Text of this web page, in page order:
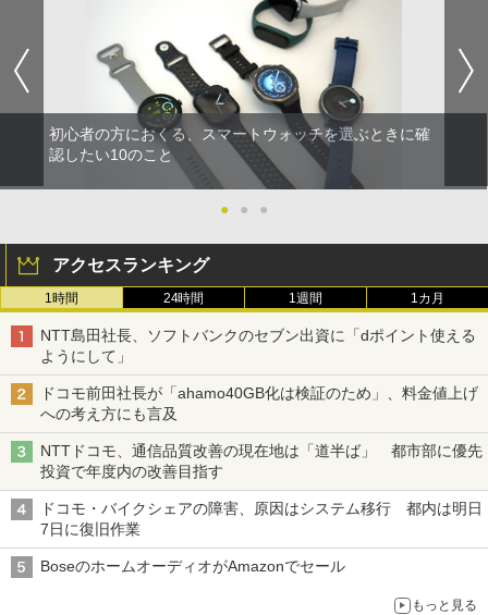
初心者の方におくる、スマートウォッチを選ぶときに確
認したい10のこと
● ● ●
アクセスランキング
1時間 24時間 1週間 1カ月
NTT島田社長、ソフトバンクのセブン出資に「dポイント使える
ようにして」
ドコモ前田社長が「ahamo40GB化は検証のため」、料金値上げ
への考え方にも言及
NTTドコモ、通信品質改善の現在地は「道半ば」 都市部に優先
投資で年度内の改善目指す
ドコモ・バイクシェアの障害、原因はシステム移行 都内は明日
7日に復旧作業
BoseのホームオーディオがAmazonでセール
もっと見る